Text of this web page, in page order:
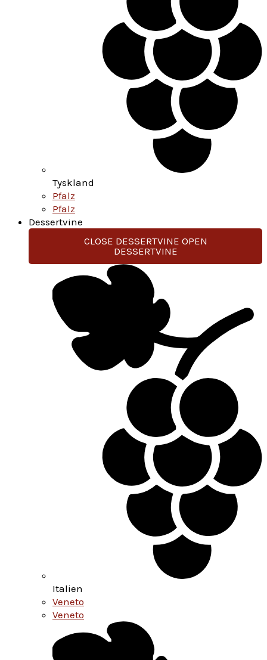
Tyskland
Pfalz
Pfalz
Dessertvine
CLOSE DESSERTVINE OPEN
DESSERTVINE
Italien
Veneto
Veneto